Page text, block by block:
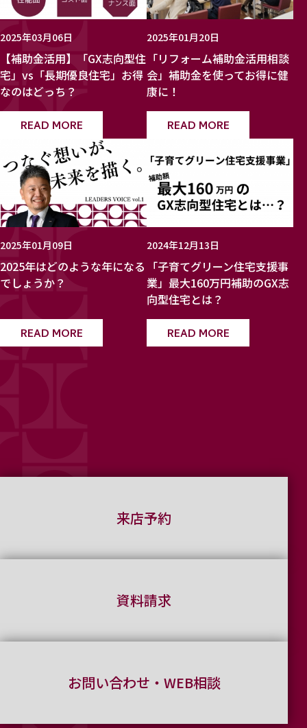
2025年03月06日
【補助金活用】「GX志向型住
宅」vs「長期優良住宅」お得
なのはどっち？
READ MORE
2025年01月20日
「リフォーム補助金活用相談
会」補助金を使ってお得に健
康に！
READ MORE
2025年01月09日
2025年はどのような年になる
でしょうか？
READ MORE
2024年12月13日
「子育てグリーン住宅支援事
業」最大160万円補助のGX志
向型住宅とは？
READ MORE
来店予約
資料請求
お問い合わせ・WEB相談